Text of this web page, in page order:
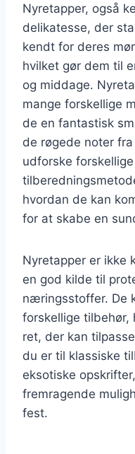
Nyretapper, også
delikatesse, der
kendt for deres
hvilket gør dem til
og middage.
mange forskellige
de en fantastisk
de røgede noter
udforske
hvordan de kan
for at skabe en
Nyretapper er ikke
en god kilde til
næringsstoffer. De
forskellige tilbehør,
ret, der kan
du er til klassiske
eksotiske
fremragende
fest.